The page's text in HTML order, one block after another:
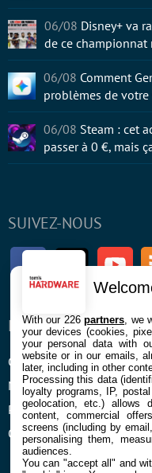
SUIVEZ-NOUS
FacebookTwitter
ENTREPRISE
Confidentialité et Cookies
Mentions légales et CGU
Préférences Cookies
Qui sommes nous
06/08 Disney+ va
de ce championnat
06/08 Comment
problèmes de
06/08 Steam : cet
passer à 0 €, mais
With our 226partners , we
your devices (cookies,
your personal data with
website or in our emails,
later, including in other
Processing this data
loyalty programs, IP,
geolocation, etc.) allows
content, commercial
screens (including by
personalising them,
audiences.
You can "accept all" and